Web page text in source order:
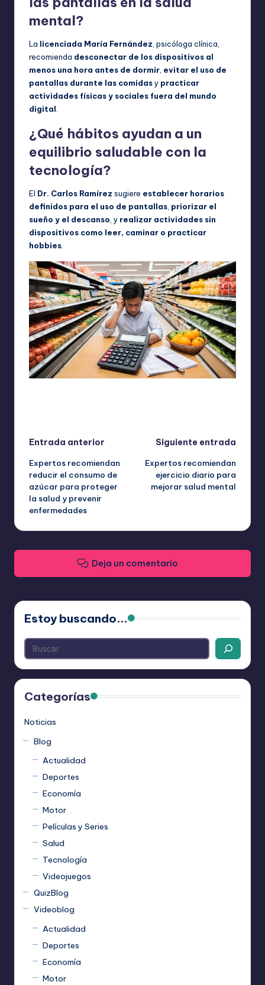
mental?
La licenciada María Fernández, psicóloga clínica,
recomienda desconectar de los dispositivos al
menos una hora antes de dormir, evitar el uso de
pantallas durante las comidasy practicar
actividades físicas y sociales fuera del mundo
digital.
¿Qué hábitos ayudan a un
equilibrio saludable con la
tecnología?
El Dr. Carlos Ramírez sugiere establecer horarios
definidos para el uso de pantallas, priorizar el
sueño y el descanso, y realizar actividades sin
dispositivos como leer, caminar o practicar
hobbies.
Navegación
de
entradas
Entrada anterior
Expertos recomiendan
reducir el consumo de
azúcar para proteger
la salud y prevenir
enfermedades
Siguiente entrada
Expertos recomiendan
ejercicio diario para
mejorar salud mental
Deja un comentario
Estoy buscando...
Categorías
Noticias
Blog
Actualidad
Deportes
Economía
Motor
Películas y Series
Salud
Tecnología
Videojuegos
QuizBlog
Videoblog
Actualidad
Deportes
Economía
Motor